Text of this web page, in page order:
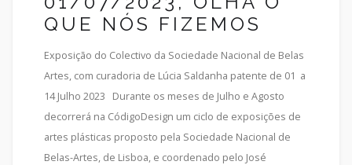
QUE NÓS FIZEMOS
Exposição do Colectivo da Sociedade Nacional de Belas
Artes, com curadoria de Lúcia Saldanha patente de 01 a
14 Julho 2023 Durante os meses de Julho e Agosto
decorrerá na CódigoDesign um ciclo de exposições de
artes plásticas proposto pela Sociedade Nacional de
Belas-Artes, de Lisboa, e coordenado pelo José